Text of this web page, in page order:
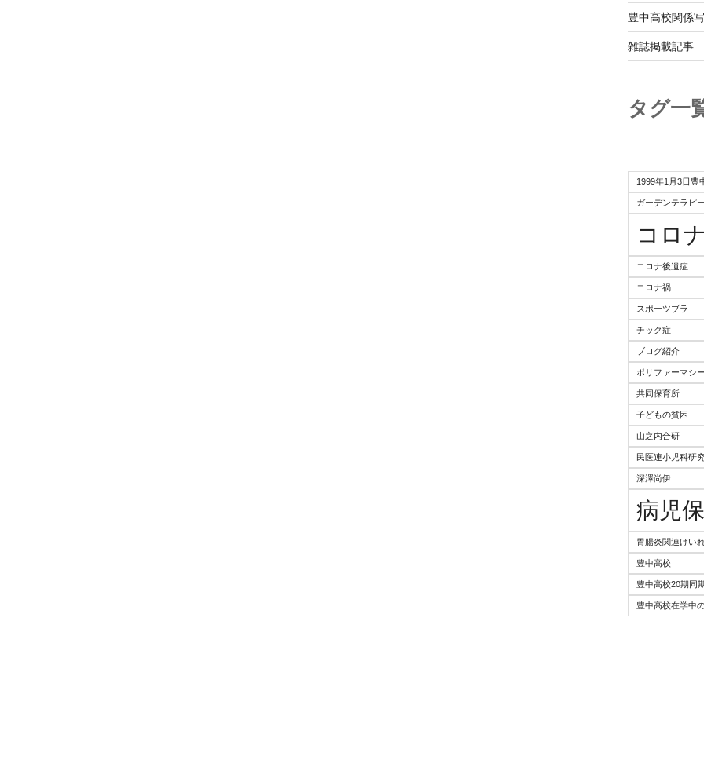
豊中高校関係
雑誌掲載記事
タグ一
1999年1月3日豊
ガーデンテラピー
コロ
コロナ後遺症
コロナ禍
スポーツブラ
チック症
ブログ紹介
ポリファーマシー
共同保育所
子どもの貧困
山之内合研
民医連小児科研
深澤尚伊
病児
胃腸炎関連けい
豊中高校
豊中高校20期同
豊中高校在学中